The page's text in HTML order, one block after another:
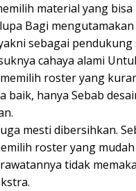
material yang bisa
Bagi
sebagai
cahaya alami
roster yang
baik, hanya Sebab
mesti dibersihkan.
roster yang
tidak